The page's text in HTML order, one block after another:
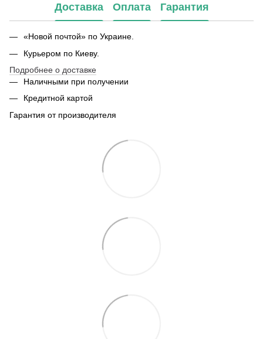
Доставка Оплата Гарантия
«Новой почтой» по Украине.
Курьером по Киеву.
Подробнее о доставке
Наличными при получении
Кредитной картой
Гарантия от производителя